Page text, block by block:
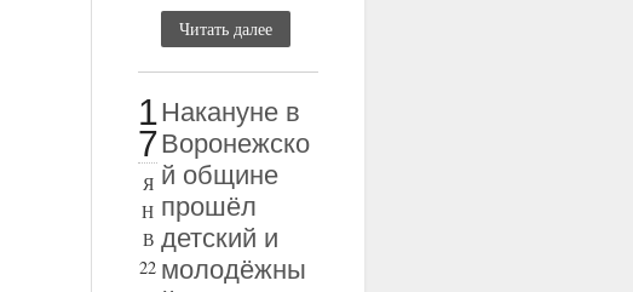
Читать далее
1
7
Я
Н
В
22
Накануне в
Воронежско
й общине
прошёл
детский и
молодёжны